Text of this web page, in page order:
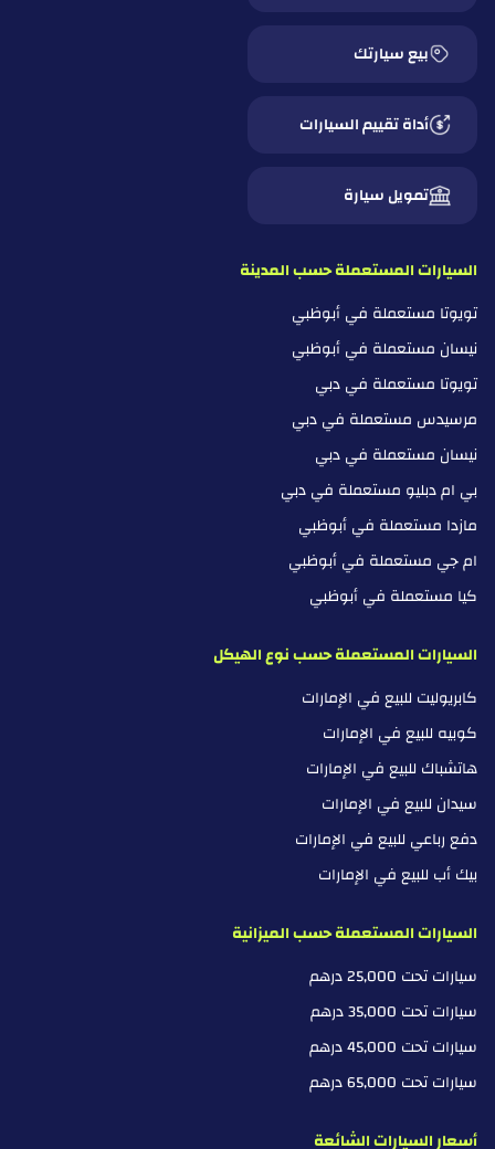
بيع سيارتك
أداة تقييم السيارات
تمويل سيارة
السيارات المستعملة حسب المدينة
تويوتا مستعملة في أبوظبي
نيسان مستعملة في أبوظبي
تويوتا مستعملة في دبي
مرسيدس مستعملة في دبي
نيسان مستعملة في دبي
بي ام دبليو مستعملة في دبي
مازدا مستعملة في أبوظبي
ام جي مستعملة في أبوظبي
كيا مستعملة في أبوظبي
السيارات المستعملة حسب نوع الهيكل
كابريوليت للبيع في الإمارات
كوبيه للبيع في الإمارات
هاتشباك للبيع في الإمارات
سيدان للبيع في الإمارات
دفع رباعي للبيع في الإمارات
بيك أب للبيع في الإمارات
السيارات المستعملة حسب الميزانية
سيارات تحت 25,000 درهم
سيارات تحت 35,000 درهم
سيارات تحت 45,000 درهم
سيارات تحت 65,000 درهم
أسعار السيارات الشائعة